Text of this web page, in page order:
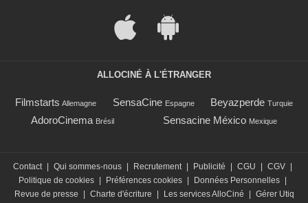
ALLOCINÉ À L'ÉTRANGER
Filmstarts Allemagne SensaCine Espagne Beyazperde Turquie
AdoroCinema Brésil Sensacine México Mexique
Contact | Qui sommes-nous | Recrutement | Publicité | CGU | CGV |
Politique de cookies | Préférences cookies | Données Personnelles |
Revue de presse
| Charte d'écriture | Les services AlloCiné | Gérer Utiq